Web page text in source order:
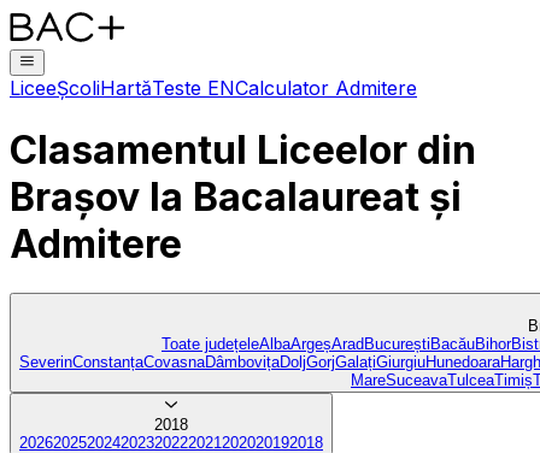
LiceeȘcoliHartăTeste ENCalculator Admitere
Clasamentul Liceelor din
Brașov la Bacalaureat și
Admitere
Toate județeleAlbaArgeșAradBucureștiBacăuBihor
SeverinConstanțaCovasnaDâmbovițaDoljGorjGalațiGiurgiuHunedoara
MareSuceavaTulceaTimiș
2018
202620252024202320222021 202020192018